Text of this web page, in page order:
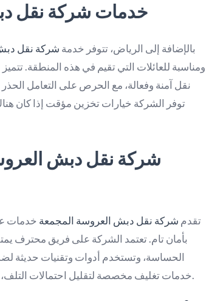
خدمات شركة نقل
بالإضافة إلى الرياض، تتوفر خدمة شركة نقل
ومناسبة للعائلات التي تقيم في هذه المنطقة.
نقل آمنة وفعالة، مع الحرص على التعامل
توفر الشركة خيارات تخزين مؤقت إذا كان
شركة نقل دبش
تقدم شركة نقل دبش العروسة المجمعة خدمات
بأمان تام. تعتمد الشركة على فريق محترف
الحساسة، وتستخدم أدوات وتقنيات حديثة
خدمات تغليف مخصصة لتقليل احتمالات التلف، وتضمن وصول الدبش في الوقت المحدد.